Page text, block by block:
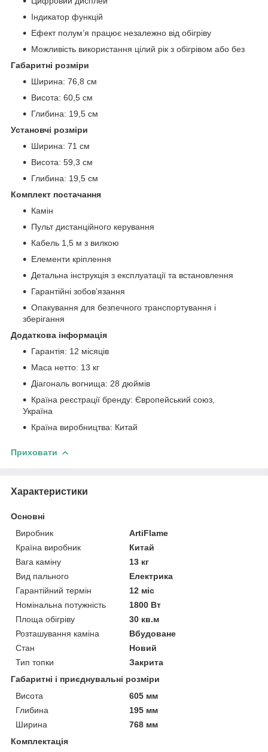
Індикатор функцій
Ефект полум’я працює незалежно від обігріву
Можливість використання цілий рік з обігрівом або без
Габаритні розміри
Ширина: 76,8 см
Висота: 60,5 см
Глибина: 19,5 см
Установчі розміри
Ширина: 71 см
Висота: 59,3 см
Глибина: 19,5 см
Комплект постачання
Камін
Пульт дистанційного керування
Кабель 1,5 м з вилкою
Елементи кріплення
Детальна інструкція з експлуатації та встановлення
Гарантійні зобов’язання
Опакування для безпечного транспортування і
зберігання
Додаткова інформація
Гарантія: 12 місяців
Маса нетто: 13 кг
Діагональ вогнища: 28 дюймів
Країна реєстрації бренду: Європейський союз,
Україна
Країна виробництва: Китай
Приховати
Характеристики
Основні
Виробник
ArtiFlame
Країна виробник
Китай
Вага каміну
13 кг
Вид пального
Електрика
Гарантійний термін
12 міс
Номінальна потужність
1800 Вт
Площа обігріву
30 кв.м
Розташування каміна
Вбудоване
Стан
Новий
Тип топки
Закрита
Габаритні і приєднувальні розміри
Висота
605 мм
Глибина
195 мм
Ширина
768 мм
Комплектація